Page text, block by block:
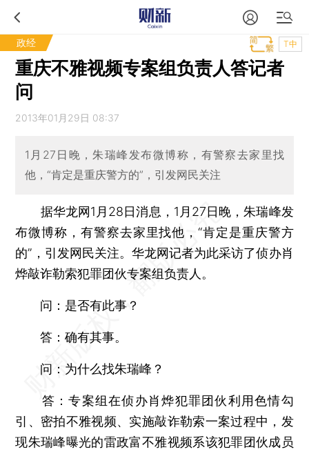
政经 T中
重庆不雅视频专案组负责人答记者
问
2013年01月29日 08:37
1月27日晚，朱瑞峰发布微博称，有警察去家里找
他，“肯定是重庆警方的”，引发网民关注
据华龙网1月28日消息，1月27日晚，朱瑞峰发
布微博称，有警察去家里找他，“肯定是重庆警方
的”，引发网民关注。华龙网记者为此采访了侦办肖
烨敲诈勒索犯罪团伙专案组负责人。
问：是否有此事？
答：确有其事。
问：为什么找朱瑞峰？
答：专案组在侦办肖烨犯罪团伙利用色情勾
引、密拍不雅视频、实施敲诈勒索一案过程中，发
现朱瑞峰曝光的雷政富不雅视频系该犯罪团伙成员